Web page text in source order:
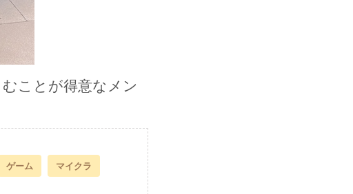
ことが得意なメン
ゲーム マイクラ